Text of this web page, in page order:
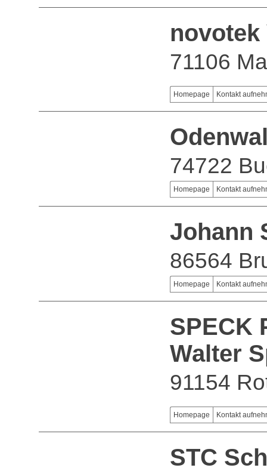
novotek
71106
Homepage Kontakt
74722
Homepage Kontakt
Johann
86564
Homepage Kontakt
SPECK
Walter
91154
Homepage Kontakt
STC